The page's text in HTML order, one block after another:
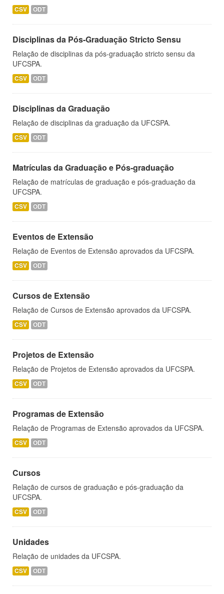
CSV ODT
Disciplinas da Pós-Graduação Stricto Sensu
Relação de disciplinas da pós-graduação stricto sensu da
UFCSPA.
CSV ODT
Disciplinas da Graduação
Relação de disciplinas da graduação da UFCSPA.
CSV ODT
Matrículas da Graduação e Pós-graduação
Relação de matrículas de graduação e pós-graduação da
UFCSPA.
CSV ODT
Eventos de Extensão
Relação de Eventos de Extensão aprovados da UFCSPA.
CSV ODT
Cursos de Extensão
Relação de Cursos de Extensão aprovados da UFCSPA.
CSV ODT
Projetos de Extensão
Relação de Projetos de Extensão aprovados da UFCSPA.
CSV ODT
Programas de Extensão
Relação de Programas de Extensão aprovados da UFCSPA.
CSV ODT
Cursos
Relação de cursos de graduação e pós-graduação da
UFCSPA.
CSV ODT
Unidades
Relação de unidades da UFCSPA.
CSV ODT